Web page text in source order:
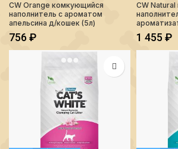
CW Orange комкующийся
наполнитель с ароматом
апельсина д/кошек (5л)
756₽
CW
1 455₽